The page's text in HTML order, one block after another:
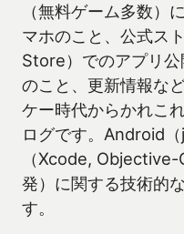
（無料ゲーム多数）
マホのこと、公式ス
Store）でのアプリ
のこと、更新情報な
ケー時代からかれこ
ログです。Android
（Xcode,
発）に関する技術的
す。